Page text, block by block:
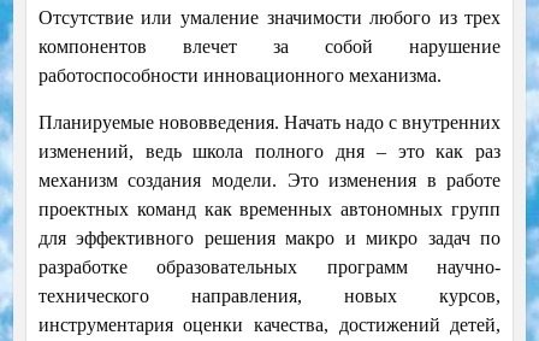
Отсутствие или умаление значимости любого из трех
компонентов влечет за собой нарушение
работоспособности инновационного механизма.
Планируемые нововведения. Начать надо с внутренних
изменений, ведь школа полного дня – это как раз
механизм создания модели. Это изменения в работе
проектных команд как временных автономных групп
для эффективного решения макро и микро задач по
разработке образовательных программ научно-
технического направления, новых курсов,
инструментария оценки качества, достижений детей,